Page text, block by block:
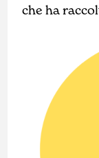
che ha